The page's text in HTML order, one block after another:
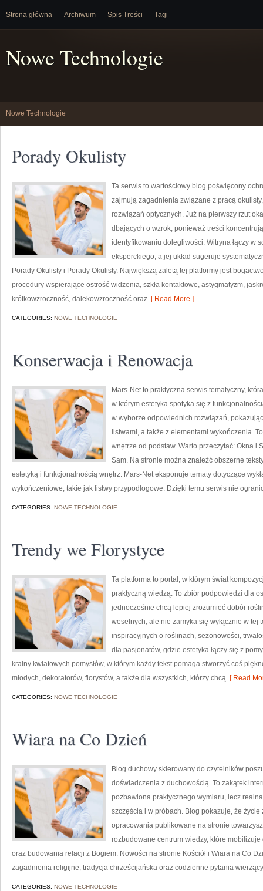
Strona główna Archiwum Spis Treści Tagi
Nowe Technologie
Nowe Technologie
Porady Okulisty
Ta serwis to wartościowy blog poświęcony
zajmują zagadnienia związane z pracą
rozwiązań optycznych. Już na pierwszy rzut
dbających o wzrok, ponieważ treści
identyfikowaniu dolegliwości. Witryna łączy w
eksperckiego, a jej układ sugeruje
Porady Okulisty i Porady Okulisty. Największą zaletą tej platformy jest
procedury wspierające ostrość widzenia, szkła kontaktowe, astygmatyzm,
krótkowzroczność, dalekowzroczność oraz [ Read More ]
CATEGORIES: NOWE TECHNOLOGIE
Konserwacja i Renowacja
Mars-Net to praktyczna serwis tematyczny,
w którym estetyka spotyka się z
w wyborze odpowiednich rozwiązań,
listwami, a także z elementami wykończenia.
wnętrze od podstaw. Warto przeczytać: Okna i
Sam. Na stronie można znaleźć obszerne
estetyką i funkcjonalnością wnętrz. Mars-Net eksponuje tematy dotyczące
wykończeniowe, takie jak listwy przypodłogowe. Dzięki temu serwis nie
CATEGORIES: NOWE TECHNOLOGIE
Trendy we Florystyce
Ta platforma to portal, w którym świat
praktyczną wiedzą. To zbiór podpowiedzi dla
jednocześnie chcą lepiej zrozumieć dobór
weselnych, ale nie zamyka się wyłącznie w tej
inspiracyjnych o roślinach, sezonowości,
dla pasjonatów, gdzie estetyka łączy się z
krainy kwiatowych pomysłów, w którym każdy tekst pomaga stworzyć coś
młodych, dekoratorów, florystów, a także dla wszystkich, którzy chcą [ Read
CATEGORIES: NOWE TECHNOLOGIE
Wiara na Co Dzień
Blog duchowy skierowany do czytelników
doświadczenia z duchowością. To zakątek
pozbawiona praktycznego wymiaru, lecz
szczęścia i w próbach. Blog pokazuje, że
opracowania publikowane na stronie
rozbudowane centrum wiedzy, które mobilizuje
oraz budowania relacji z Bogiem. Nowości na stronie Kościół i Wiara na Co
zagadnienia religijne, tradycja chrześcijańska oraz codzienne pytania
CATEGORIES: NOWE TECHNOLOGIE